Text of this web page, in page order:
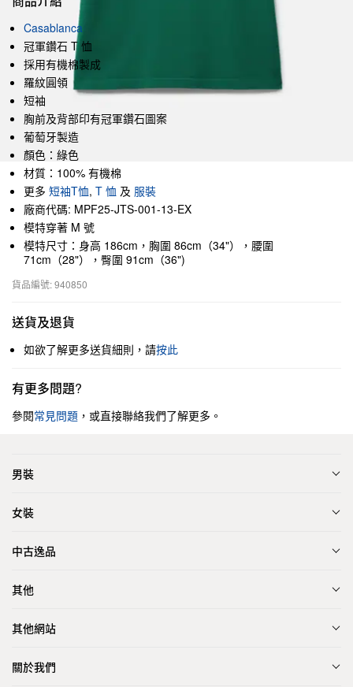
Casablanca
冠軍鑽石 T 恤
採用有機棉製成
羅紋圓領
短袖
胸前及背部印有冠軍鑽石圖案
葡萄牙製造
顏色：綠色
材質：100% 有機棉
更多 短袖T恤, T 恤 及 服裝
廠商代碼: MPF25-JTS-001-13-EX
模特穿著 M 號
模特尺寸：身高 186cm，胸圍 86cm（34"），腰圍
71cm（28"），臀圍 91cm（36")
貨品編號: 940850
送貨及退貨
如欲了解更多送貨細則，請按此
有更多問題?
參閱常見問題 ，或直接聯絡我們了解更多。
男裝
女裝
中古逸品
其他
其他網站
關於我們